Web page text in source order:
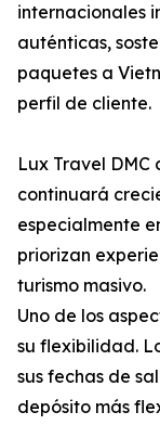
internacionales
auténticas,
paquetes a
perfil de cliente.
Lux Travel
continuará
especialmente
priorizan
turismo masivo.
Uno de los
su flexibilidad.
sus fechas de
depósito más